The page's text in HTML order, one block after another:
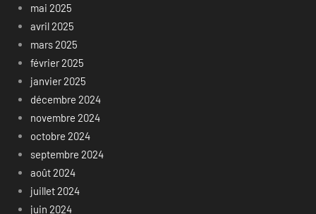
mai 2025
avril 2025
mars 2025
février 2025
janvier 2025
décembre 2024
novembre 2024
octobre 2024
septembre 2024
août 2024
juillet 2024
juin 2024